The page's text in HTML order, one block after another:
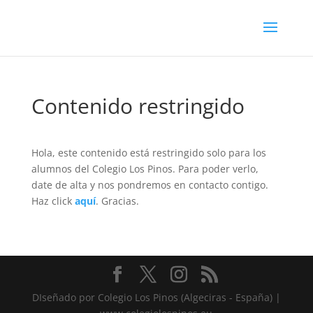
Contenido restringido
Hola, este contenido está restringido solo para los
alumnos del Colegio Los Pinos. Para poder verlo,
date de alta y nos pondremos en contacto contigo.
Haz click aquí. Gracias.
DIseñado por Colegio Los Pinos (Algeciras - España) |